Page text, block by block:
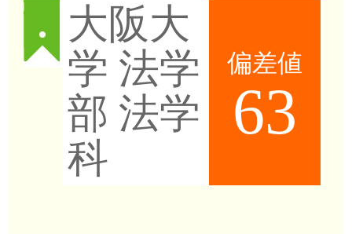
大阪大
学 法学
部 法学
科
偏差値
63